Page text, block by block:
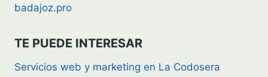
badajoz.pro
TE PUEDE INTERESAR
Servicios web y marketing en La Codosera